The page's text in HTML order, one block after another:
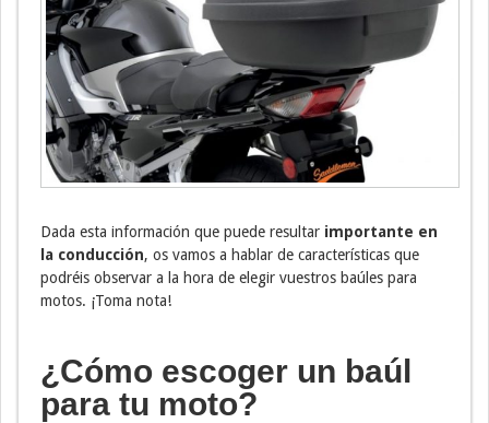
Dada esta información que puede resultar importante en
la conducción, os vamos a hablar de características que
podréis observar a la hora de elegir vuestros baúles para
motos. ¡Toma nota!
¿Cómo escoger un baúl
para tu moto?